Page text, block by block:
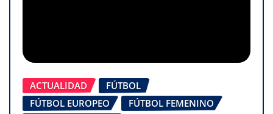
ACTUALIDAD
FÚTBOL
FÚTBOL EUROPEO
FÚTBOL FEMENINO